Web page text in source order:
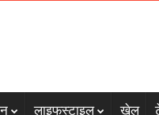
लाइफस्टाइल खेल